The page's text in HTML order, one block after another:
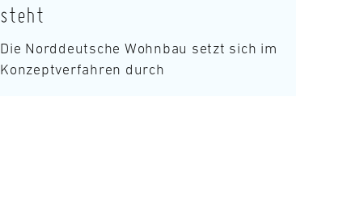
steht
Die Norddeutsche Wohnbau setzt sich im
Konzeptverfahren durch